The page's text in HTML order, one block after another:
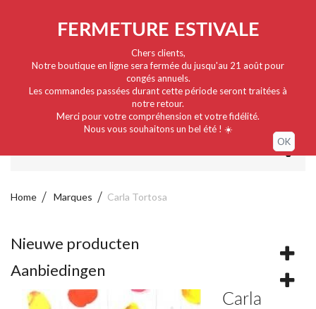
FERMETURE ESTIVALE
Chers clients,
Notre boutique en ligne sera fermée du jusqu'au 21 août pour
congés annuels.
Les commandes passées durant cette période seront traitées à
notre retour.
Merci pour votre compréhension et votre fidélité.
Nous vous souhaitons un bel été ! ☀️
OK
Home Marques Carla Tortosa
Nieuwe producten
Aanbiedingen
Carla